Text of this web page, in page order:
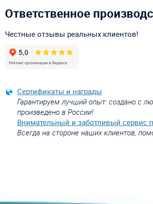
Ответственное
Честные отзывы реальных клиентов!
Сертификаты и награды
Гарантируем лучший опыт: создано с
произведено в России!
Внимательный и заботливый сервис
Всегда на стороне наших клиентов,